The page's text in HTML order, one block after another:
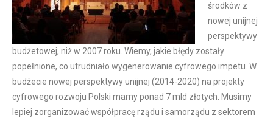
środków z
nowej unijnej
perspektywy
budżetowej, niż w 2007 roku. Wiemy, jakie błędy zostały
popełnione, co utrudniało wygenerowanie cyfrowego impetu. W
budżecie nowej perspektywy unijnej (2014-2020) na projekty
cyfrowego rozwoju Polski mamy ponad 7 mld złotych. Musimy
lepiej zorganizować współpracę rządu i samorządu z sektorem